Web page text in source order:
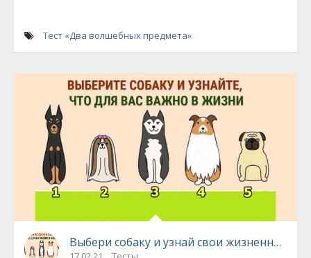
Тест «Два волшебных предмета»
Выбери собаку и узнай свои жизненные